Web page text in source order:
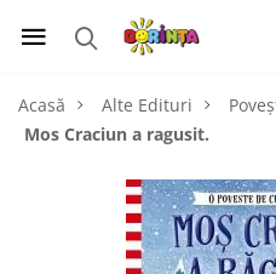
Acasă Alte Edituri
Mos Craciun a ragusit.